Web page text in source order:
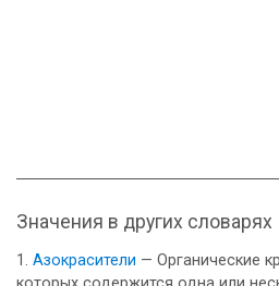
Значения в других словарях
Азокрасители — Органические